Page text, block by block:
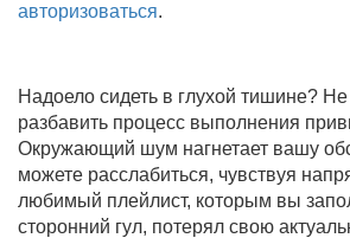
авторизоваться.
Надоело сидеть в глухой тишине? Не
разбавить процесс выполнения
Окружающий шум нагнетает вашу
можете расслабиться, чувствуя
любимый плейлист, которым вы
сторонний гул, потерял свою